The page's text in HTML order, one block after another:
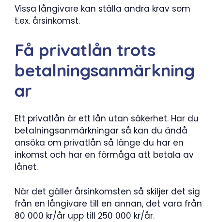
Vissa långivare kan ställa andra krav som
t.ex. årsinkomst.
Få privatlån trots
betalningsanmärkning
ar
Ett privatlån är ett lån utan säkerhet. Har du
betalningsanmärkningar så kan du ändå
ansöka om privatlån så länge du har en
inkomst och har en förmåga att betala av
lånet.
När det gäller årsinkomsten så skiljer det sig
från en långivare till en annan, det vara från
80 000 kr/år upp till 250 000 kr/år.